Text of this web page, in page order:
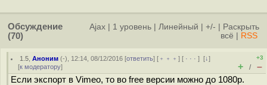
Обсуждение
(70)
Ajax 1 уровень Линейный +/-
Раскрыть
всё
RSS
1.5 ,Аноним (-), 12:14, 08/12/2016 [ответить] [ ﹢﹢﹢] [ · · ·][↓]
[к модератору]
+3
+ / –
Если экспорт в Vimeo, то во free версии можно до 1080p.